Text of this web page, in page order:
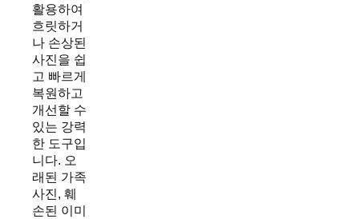
활용하여
흐릿하거
나 손상된
사진을 쉽
고 빠르게
복원하고
개선할 수
있는 강력
한 도구입
니다. 오
래된 가족
사진, 훼
손된 이미